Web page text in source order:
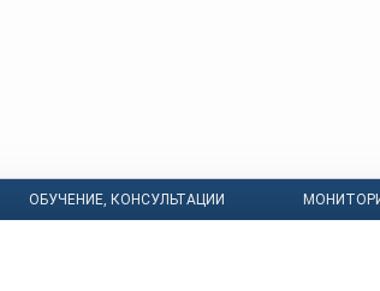
ОБУЧЕНИЕ, КОНСУЛЬТАЦИИ